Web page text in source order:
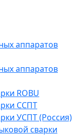
аппаратов
аппаратов
ROBU
ССПТ
УСПТ (Россия)
сварки